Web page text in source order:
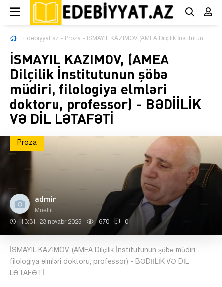
Edebiyyat.az » Proza » İSMAYIL KAZIMOV, (AMEA Dilçilik İnstitutunun şöbə müdiri, filologiya elmləri doktoru, professor) - BƏDİİLİK VƏ DİL LƏTAFƏTİ
İSMAYIL KAZIMOV, (AMEA
Dilçilik İnstitutunun şöbə
müdiri, filologiya elmləri
doktoru, professor) - BƏDİİLİK
VƏ DİL LƏTAFƏTİ
Proza
admin
Müəllif:
13:31, 23 noyabr 2025 670 0
İSMAYIL KAZIMOV, (AMEA Dilçilik İnstitutunun şöbə müdiri,
filologiya elmləri doktoru, professor) - BƏDİİLİK VƏ DİL
LƏTAFƏTİ